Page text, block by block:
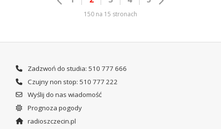
150 na 15 stronach
Zadzwoń do studia: 510 777 666
Czujny non stop: 510 777 222
Wyślij do nas wiadomość
Prognoza pogody
radioszczecin.pl